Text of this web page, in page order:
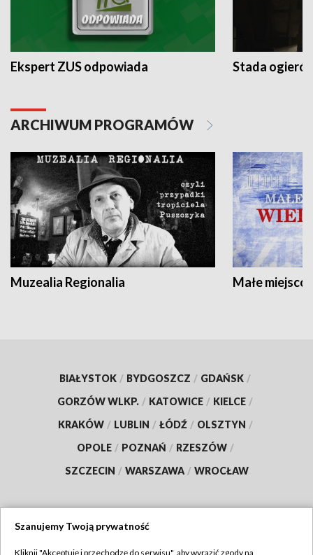
Ekspert ZUS odpowiada Stada
ARCHIWUM PROGRAMÓW
Muzealia Regionalia Małe
BIAŁYSTOK / BYDGOSZCZ / GDAŃSK /
GORZÓW WLKP. / KATOWICE / KIELCE /
KRAKÓW / LUBLIN / ŁÓDŹ / OLSZTYN /
OPOLE / POZNAŃ / RZESZÓW /
SZCZECIN / WARSZAWA / WROCŁAW
Szanujemy Twoją prywatność
Kliknij "Akceptuję i przechodzę do serwisu", aby wyrazić zgody na